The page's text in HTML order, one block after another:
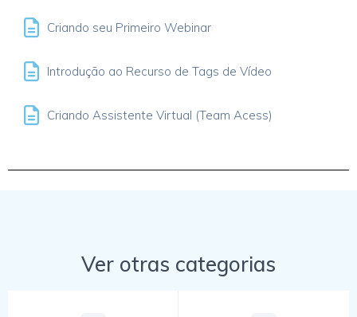
Criando seu Primeiro Webinar
Introdução ao Recurso de Tags de Vídeo
Criando Assistente Virtual (Team Acess)
Ver otras categorias